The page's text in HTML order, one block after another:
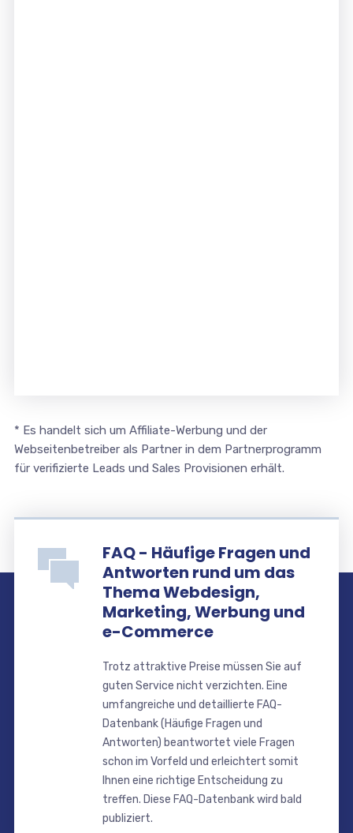
* Es handelt sich um Affiliate-Werbung und der
Webseitenbetreiber als Partner in dem Partnerprogramm
für verifizierte Leads und Sales Provisionen erhält.
FAQ - Häufige Fragen und
Antworten rund um das
Thema Webdesign,
Marketing, Werbung und
e-Commerce
Trotz attraktive Preise müssen Sie auf
guten Service nicht verzichten. Eine
umfangreiche und detaillierte FAQ-
Datenbank (Häufige Fragen und
Antworten) beantwortet viele Fragen
schon im Vorfeld und erleichtert somit
Ihnen eine richtige Entscheidung zu
treffen. Diese FAQ-Datenbank wird bald
publiziert.